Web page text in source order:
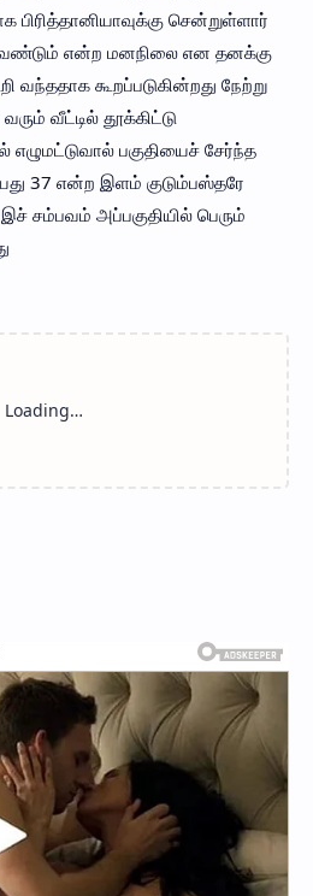
பிரித்தானியாவுக்கு சென்றுள்ளார்
வேண்டும் என்ற மனநிலை என தனக்கு
வந்ததாக கூறப்படுகின்றது நேற்று
வீட்டில் தூக்கிட்டு
எழுமட்டுவால் பகுதியைச் சேர்ந்த
37 என்ற இளம் குடும்பஸ்தரே
சம்பவம் அப்பகுதியில் பெரும்